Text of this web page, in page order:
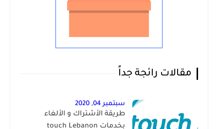
مقالات رائجة جداً
سبتمبر 04, 2020
طريقة الأشتراك و الألغاء
بخدمات touch Lebanon